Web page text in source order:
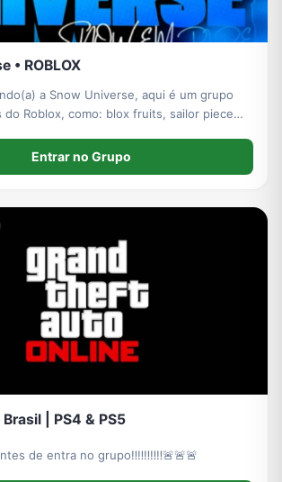
• ROBLOX
a Snow Universe, aqui é um grupo
do Roblox, como: blox fruits, sailor piece
Entrar no Grupo
| PS4 & PS5
de entra no grupo‼️‼️‼️‼️‼️🚨🚨🚨